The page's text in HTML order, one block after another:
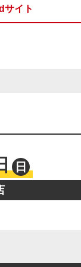
サイト
日